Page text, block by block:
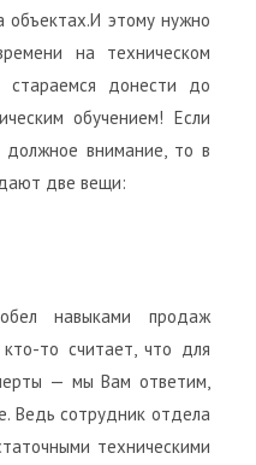
объектах.И этому нужно
на техническом
стараемся донести до
обучением! Если
должное внимание, то в
две вещи:
навыками продаж
то считает, что для
— мы Вам ответим,
Ведь сотрудник отдела
техническими